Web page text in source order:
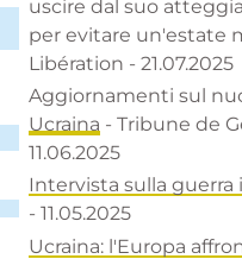
uscire dal suo
per evitare un'estate
Libération - 21.07.2025
Aggiornamenti sul
Ucraina - Tribune de
11.06.2025
Intervista sulla guerra
- 11.05.2025
Ucraina: l'Europa